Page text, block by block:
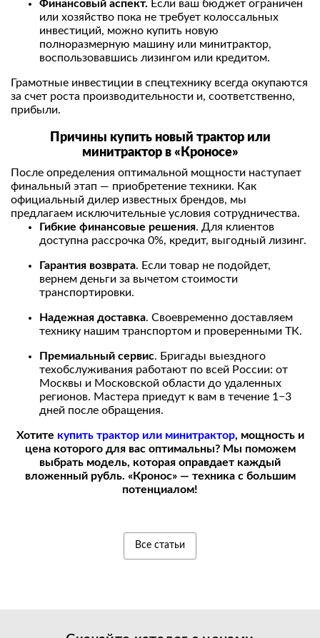
Финансовый аспект. Если ваш бюджет ограничен
или хозяйство пока не требует колоссальных
инвестиций, можно купить новую
полноразмерную машину или минитрактор,
воспользовавшись лизингом или кредитом.
Грамотные инвестиции в спецтехнику всегда окупаются
за счет роста производительности и, соответственно,
прибыли.
Причины купить новый трактор или
минитракторв «Кроносе»
После определения оптимальной мощности наступает
финальный этап — приобретение техники. Как
официальный дилер известных брендов, мы
предлагаем исключительные условия сотрудничества.
Гибкие финансовые решения. Для клиентов
доступна рассрочка 0%, кредит, выгодный лизинг.
Гарантия возврата. Если товар не подойдет,
вернем деньги за вычетом стоимости
транспортировки.
Надежная доставка. Своевременно доставляем
технику нашим транспортом и проверенными ТК.
Премиальный сервис. Бригады выездного
техобслуживания работают по всей России: от
Москвы и Московской области до удаленных
регионов. Мастера приедут к вам в течение 1−3
дней после обращения.
Хотите купитьтрактор илиминитрактор, мощность и
ценакоторого для вас оптимальны? Мы поможем
выбрать модель, которая оправдает каждый
вложенный рубль. «Кронос» — техника с большим
потенциалом!
Все статьи